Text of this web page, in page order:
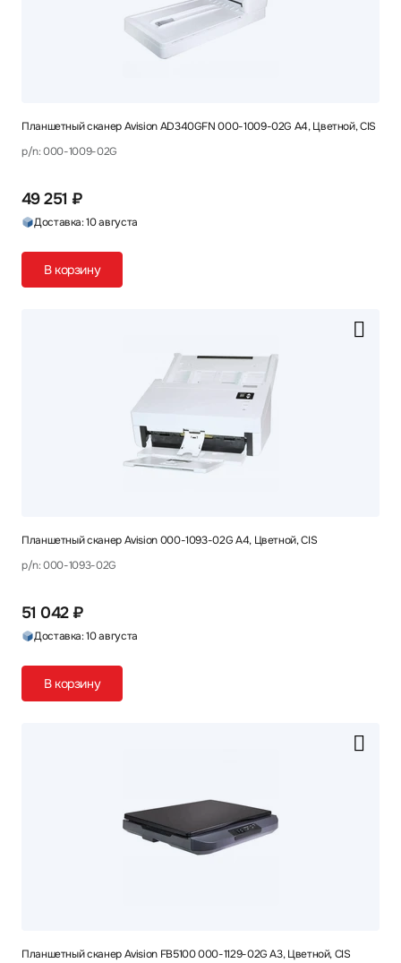
Планшетный сканер Avision AD340GFN 000-1009-02G A4, Цветной, CIS
p/n: 000-1009-02G
49 251 ₽
Доставка: 10 августа
В корзину
Планшетный сканер Avision 000-1093-02G A4, Цветной, CIS
p/n: 000-1093-02G
51 042 ₽
Доставка: 10 августа
В корзину
Планшетный сканер Avision FB5100 000-1129-02G A3, Цветной, CIS